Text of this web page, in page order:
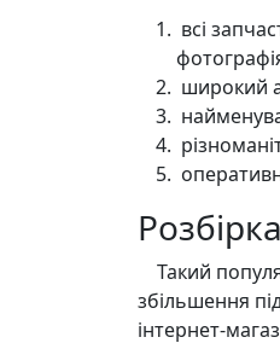
всі
широкий
Такий
збільшення
інтернет-